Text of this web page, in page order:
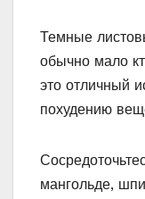
Темные
обычно мало
это отличный
похудению
мангольде,